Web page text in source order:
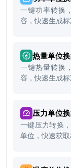
一键功率转换
容，快速生成
热量单位
一键热量转换
容，快速生成
压力单位
一键压力转换
单位，快速获